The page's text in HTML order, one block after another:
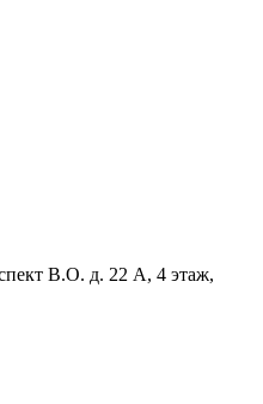
В.О. д. 22 А, 4 этаж,